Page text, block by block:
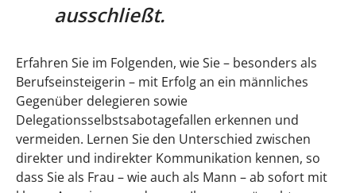
ausschließt.
Erfahren Sie im Folgenden, wie Sie – besonders als
Berufseinsteigerin – mit Erfolg an ein männliches
Gegenüber delegieren sowie
Delegationsselbstsabotagefallen erkennen und
vermeiden. Lernen Sie den Unterschied zwischen
direkter und indirekter Kommunikation kennen, so
dass Sie als Frau – wie auch als Mann – ab sofort mit